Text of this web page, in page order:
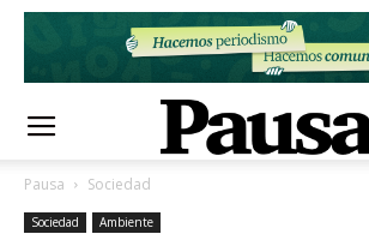
Pausa Sociedad
Sociedad Ambiente